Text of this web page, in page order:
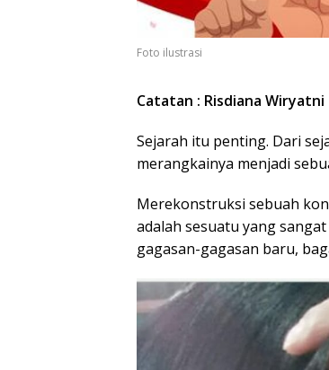
Foto ilustrasi
Catatan : Risdiana Wiryatni
Sejarah itu penting. Dari
merangkainya menjadi
Merekonstruksi sebuah
adalah sesuatu yang
gagasan-gagasan baru,